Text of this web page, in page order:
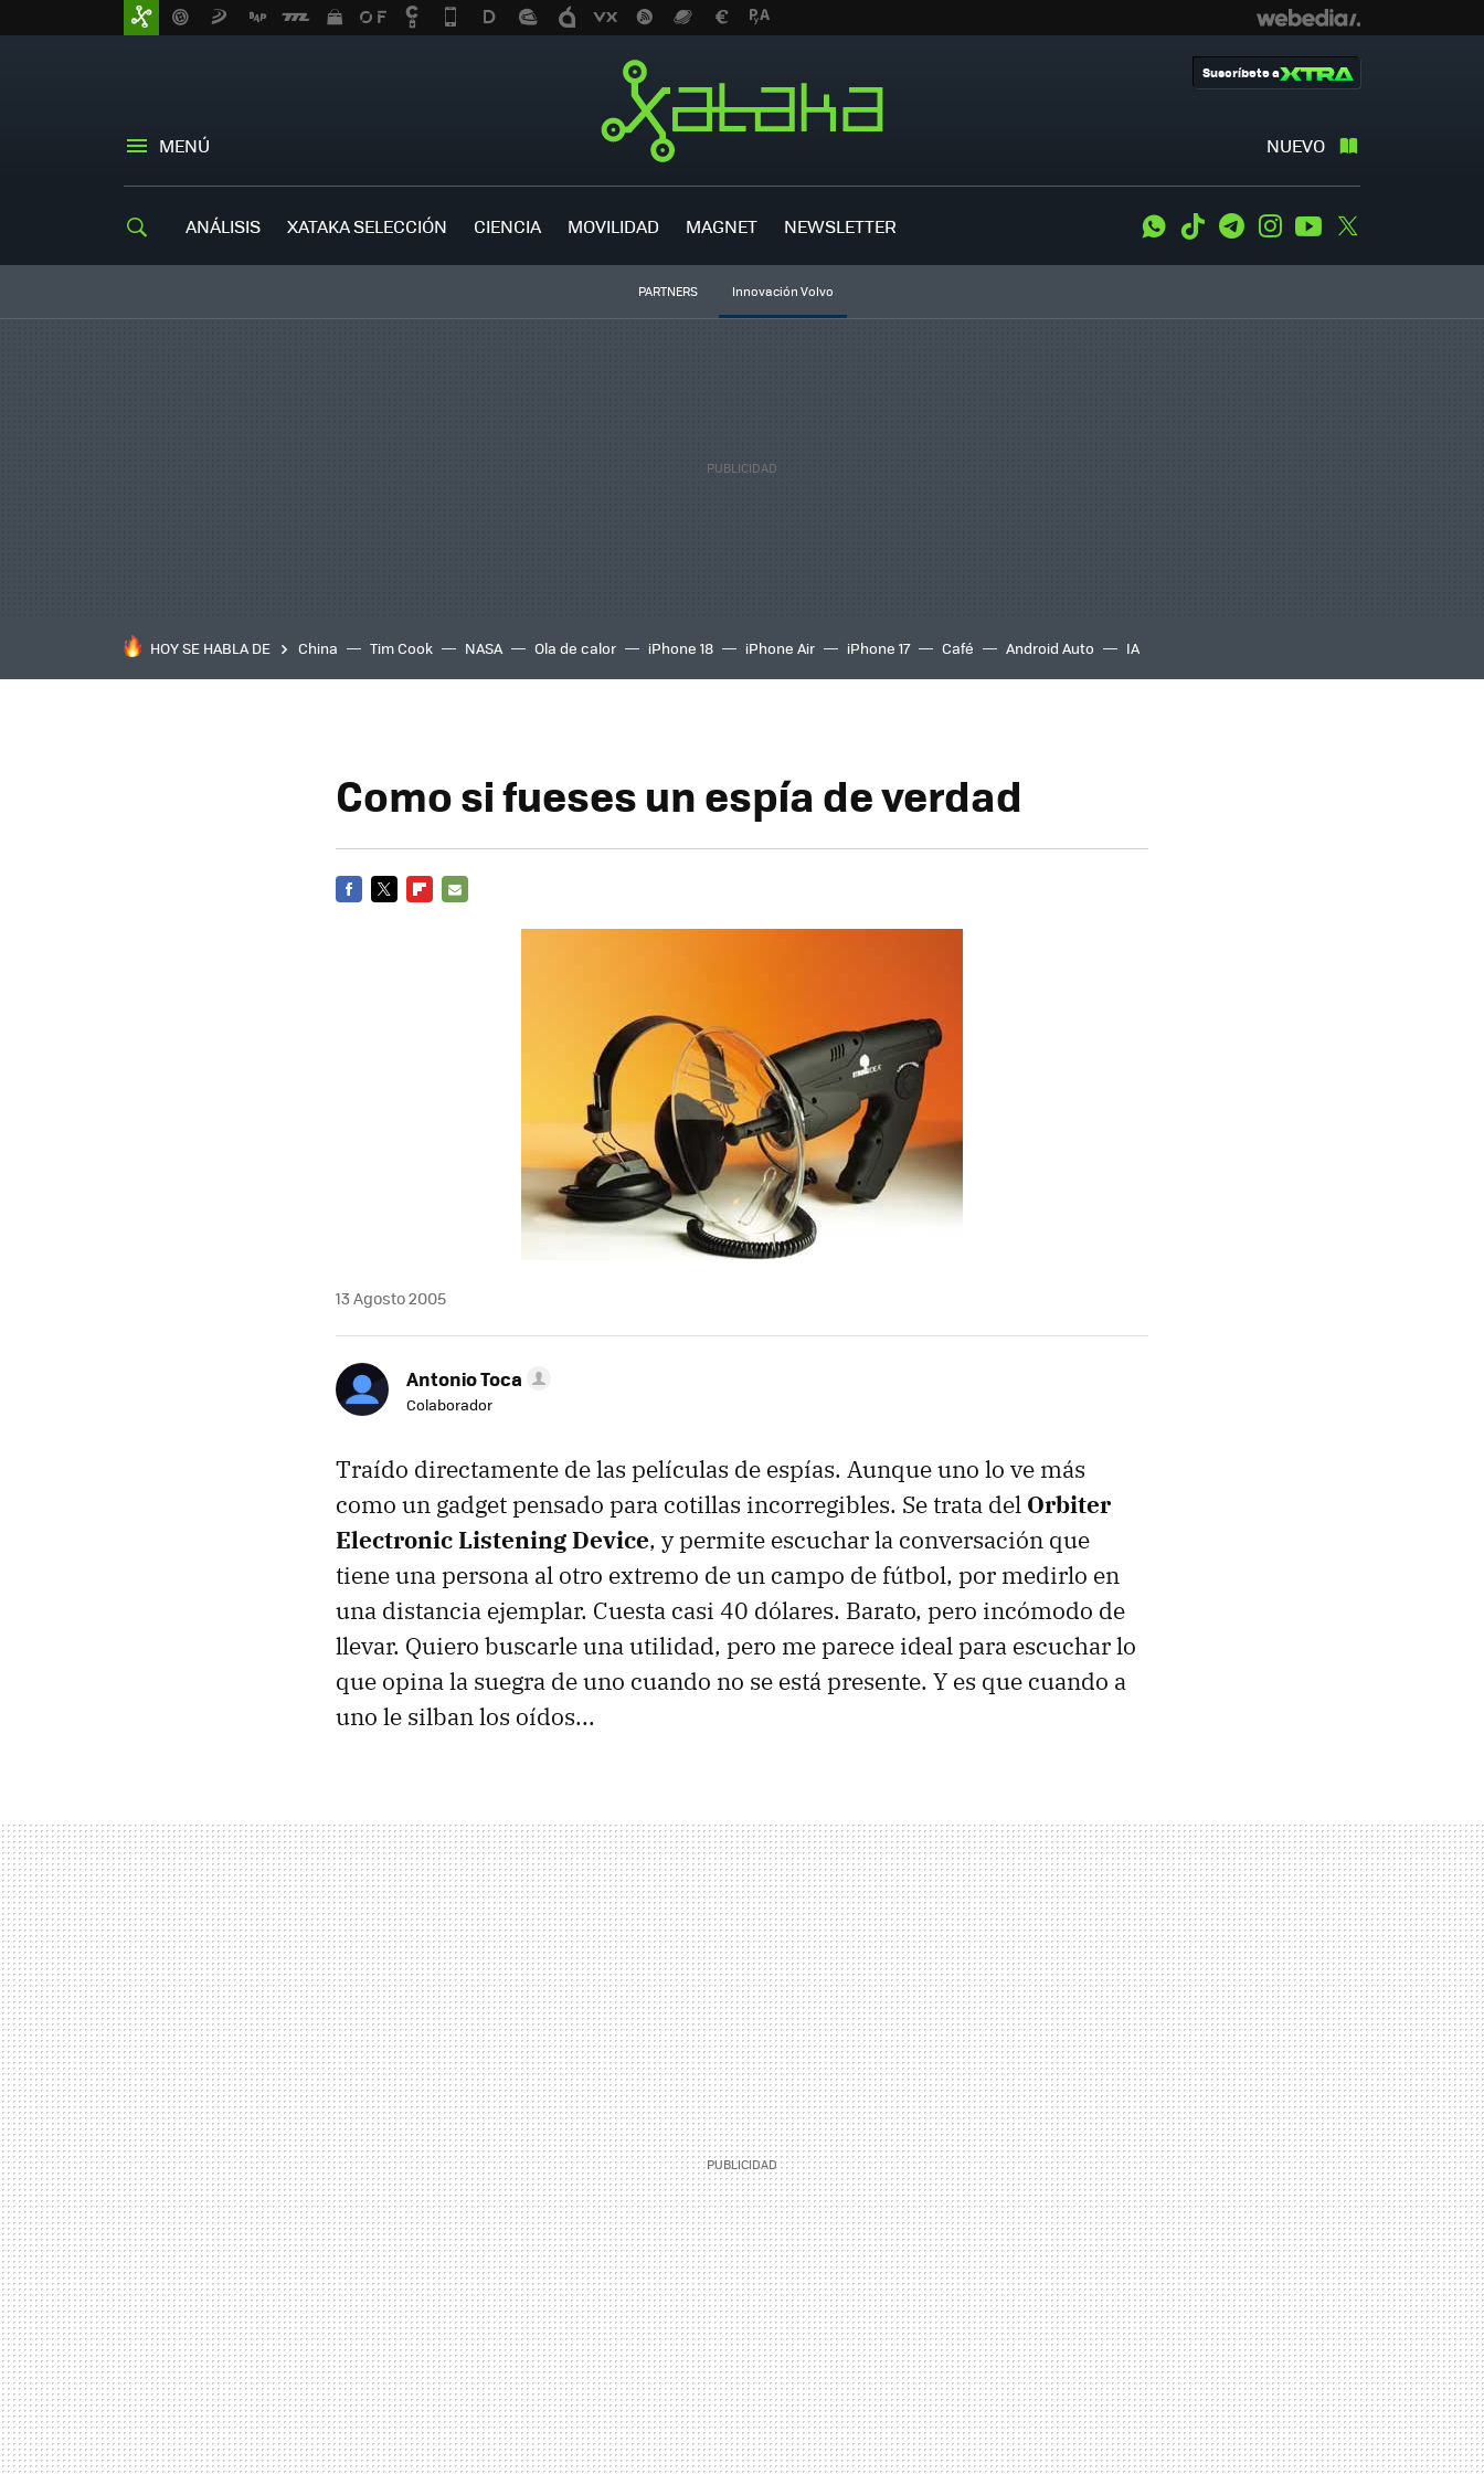
MENÚ NUEVO
Suscríbete a
ANÁLISIS XATAKA SELECCIÓN CIENCIA MOVILIDAD MAGNET NEWSLETTER WhatsApp
Tiktok TelegramInstagramYoutube
PARTNERS Innovación Volvo
HOY SE HABLA DE China Tim Cook NASA Ola de calor iPhone 18 iPhone Air iPhone 17 Café Android Auto IA
Como si fueses un espía de verdad
13 Agosto 2005
Antonio Toca
Colaborador
Traído directamente de las películas de espías. Aunque uno lo ve más
como un gadget pensado para cotillas incorregibles. Se trata del Orbiter
Electronic Listening Device, y permite escuchar la conversación que
tiene una persona al otro extremo de un campo de fútbol, por medirlo en
una distancia ejemplar. Cuesta casi 40 dólares. Barato, pero incómodo de
llevar. Quiero buscarle una utilidad, pero me parece ideal para escuchar lo
que opina la suegra de uno cuando no se está presente. Y es que cuando a
uno le silban los oídos...